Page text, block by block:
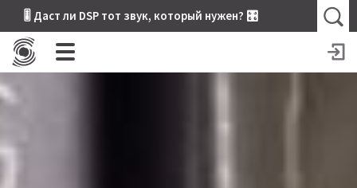
🎚 Даст ли DSP тот звук, который нужен? 🎛